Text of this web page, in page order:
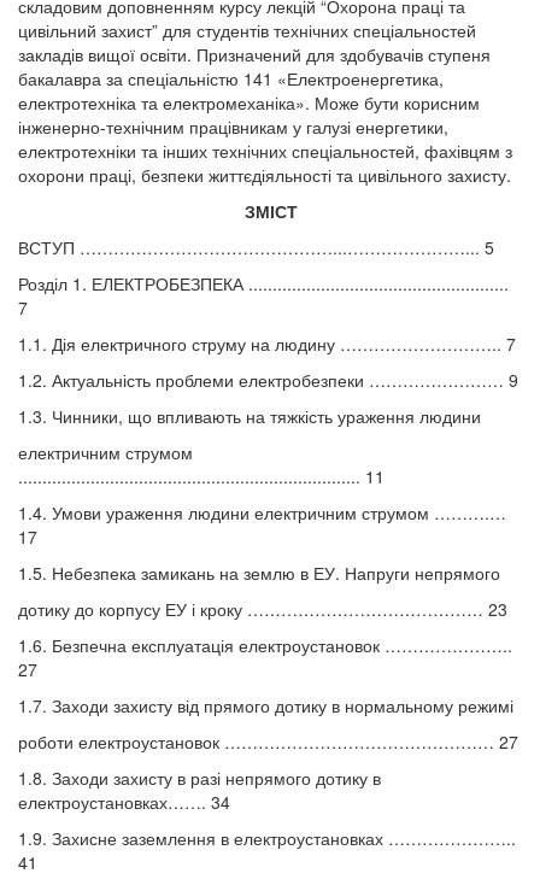
складовим доповненням курсу лекцій “Охорона праці та
цивільний захист” для студентів технічних спеціальностей
закладів вищої освіти. Призначений для здобувачів ступеня
бакалавра за спеціальністю 141 «Електроенергетика,
електротехніка та електромеханіка». Може бути корисним
інженерно-технічним працівникам у галузі енергетики,
електротехніки та інших технічних спеціальностей, фахівцям з
охорони праці, безпеки життєдіяльності та цивільного захисту.
ЗМІСТ
ВСТУП ………………………………………...…………………... 5
Розділ 1. ЕЛЕКТРОБЕЗПЕКА ......................................................
7
1.1. Дія електричного струму на людину ……………………….. 7
1.2. Актуальність проблеми електробезпеки …………………… 9
1.3. Чинники, що впливають на тяжкість ураження людини
електричним струмом
....................................................................... 11
1.4. Умови ураження людини електричним струмом ……….…
17
1.5. Небезпека замикань на землю в ЕУ. Напруги непрямого
дотику до корпусу ЕУ і кроку …………………………………… 23
1.6. Безпечна експлуатація електроустановок …………………..
27
1.7. Заходи захисту від прямого дотику в нормальному режимі
роботи електроустановок ………………………………………… 27
1.8. Заходи захисту в разі непрямого дотику в
електроустановках……. 34
1.9. Захисне заземлення в електроустановках …………………..
41